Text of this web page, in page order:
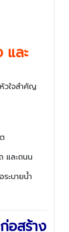
และ
หัวใจสำคัญ
และถนน
ะบายน้ำ
อสร้าง